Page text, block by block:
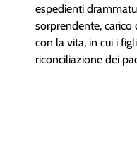
espedienti
sorprendente, carico
con la vita, in cui i
riconciliazione dei